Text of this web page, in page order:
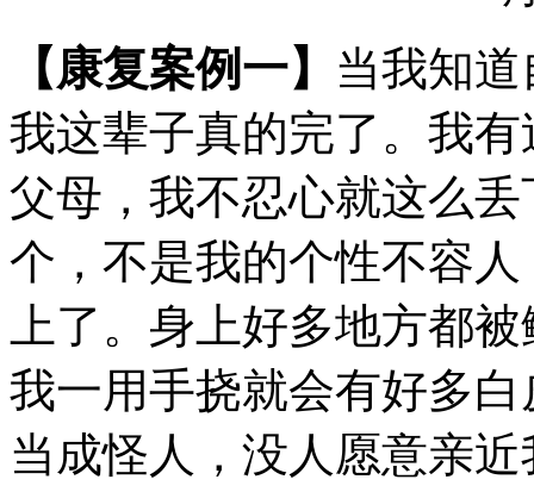
【康复案例一】 当我知
我这辈子真的完了。我
父母，我不忍心就这么
个，不是我的个性不容
上了。身上好多地方都
我一用手挠就会有好多
当成怪人，没人愿意亲